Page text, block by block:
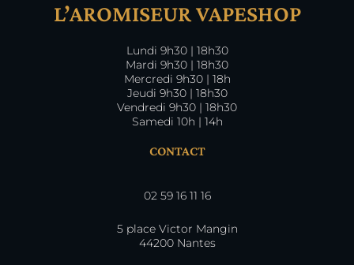
L’AROMISEUR VAPESHOP
Lundi 9h30 | 18h30
Mardi 9h30 | 18h30
Mercredi 9h30 | 18h
Jeudi 9h30 | 18h30
Vendredi 9h30 | 18h30
Samedi 10h | 14h
CONTACT
02 59 16 11 16
5 place Victor Mangin
44200 Nantes